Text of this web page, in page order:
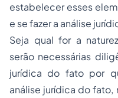
estabelecer esses
e se fazer a análise
Seja qual for a
serão necessárias
jurídica do fato por
análise jurídica do